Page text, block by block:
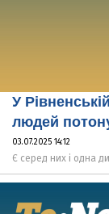
У
людей
03.07.2025 14:12
Є серед них і одна